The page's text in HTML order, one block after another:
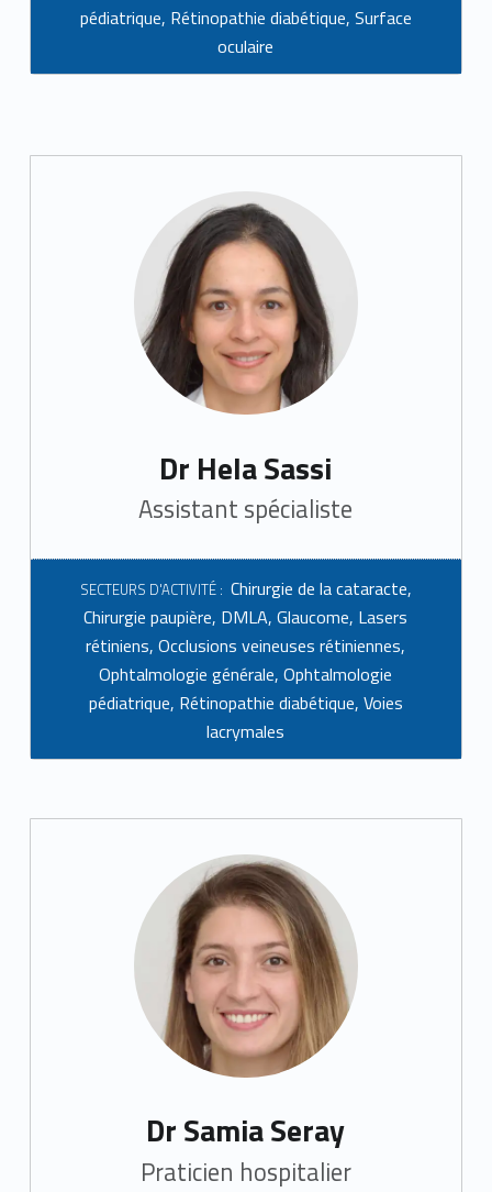
pédiatrique, Rétinopathie diabétique, Surface
oculaire
Dr Hela Sassi
Assistant spécialiste
SECTEURS D'ACTIVITÉ : Chirurgie de la cataracte,
Chirurgie paupière, DMLA,Glaucome, Lasers
rétiniens,Occlusions veineuses rétiniennes,
Ophtalmologie générale,Ophtalmologie
pédiatrique, Rétinopathie diabétique, Voies
lacrymales
Dr Samia Seray
Praticien hospitalier